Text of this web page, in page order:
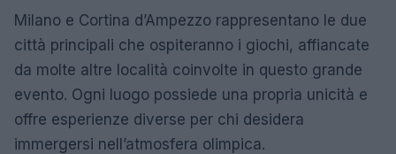
Milano e Cortina d’Ampezzo rappresentano le due
città principali che ospiteranno i giochi, affiancate
da molte altre località coinvolte in questo grande
evento. Ogni luogo possiede una propria unicità e
offre esperienze diverse per chi desidera
immergersi nell’atmosfera olimpica.